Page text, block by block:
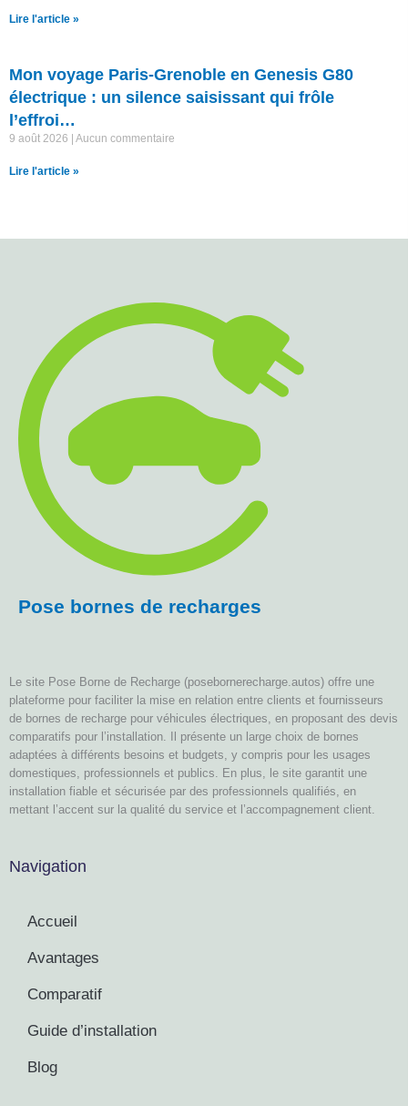
Lire l'article »
Mon voyage Paris-Grenoble en Genesis G80
électrique : un silence saisissant qui frôle
l’effroi…
9 août 2026 Aucun commentaire
Lire l'article »
Pose bornes de recharges
Le site Pose Borne de Recharge (posebornerecharge.autos) offre une
plateforme pour faciliter la mise en relation entre clients et fournisseurs
de bornes de recharge pour véhicules électriques, en proposant des devis
comparatifs pour l’installation. Il présente un large choix de bornes
adaptées à différents besoins et budgets, y compris pour les usages
domestiques, professionnels et publics. En plus, le site garantit une
installation fiable et sécurisée par des professionnels qualifiés, en
mettant l’accent sur la qualité du service et l’accompagnement client.
Navigation
Accueil
Avantages
Comparatif
Guide d’installation
Blog